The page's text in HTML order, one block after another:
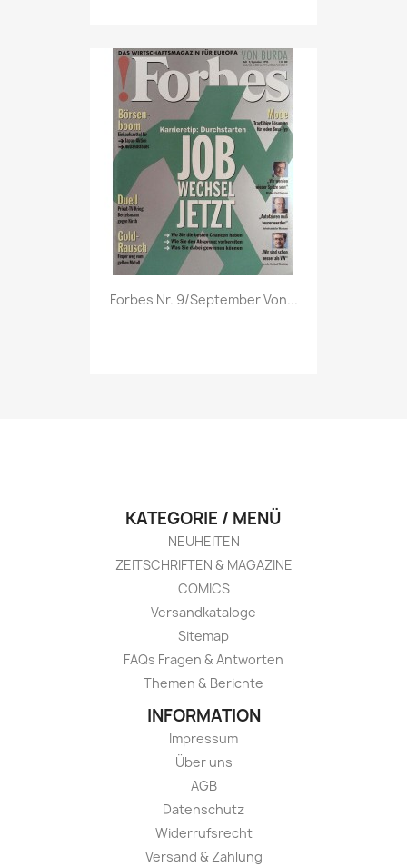
Vorschau
Forbes Nr. 9/September Von...
KATEGORIE / MENÜ
NEUHEITEN
ZEITSCHRIFTEN & MAGAZINE
COMICS
Versandkataloge
Sitemap
FAQs Fragen & Antworten
Themen & Berichte
INFORMATION
Impressum
Über uns
AGB
Datenschutz
Widerrufsrecht
Versand & Zahlung